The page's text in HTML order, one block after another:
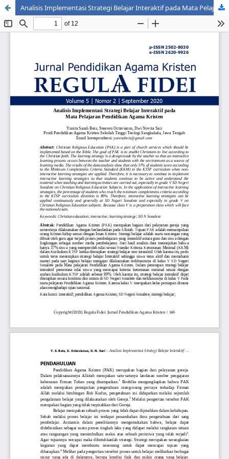
Analisis Implementasi Strategi Belajar Interaktif pada Mata Pelajaran Pendidikan Agama Kristen